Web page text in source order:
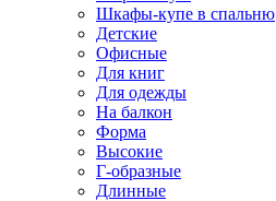
Шкафы-купе в спальню
Детские
Офисные
Для книг
Для одежды
На балкон
Форма
Высокие
Г-образные
Длинные